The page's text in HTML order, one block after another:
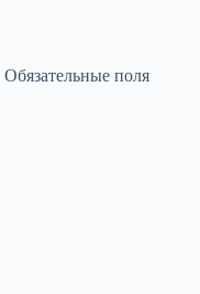
Обязательные поля